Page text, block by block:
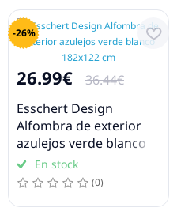
-26%
26.99€
36.44€
Esschert Design
Alfombra de exterior
azulejos verde blanco
182x122 cm
En stock
(0)